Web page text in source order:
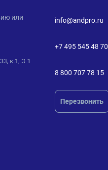
или
к.1, Э 1
info@andpro.ru
+7 495 545 48 70
8 800 707 78 15
Перезвонить